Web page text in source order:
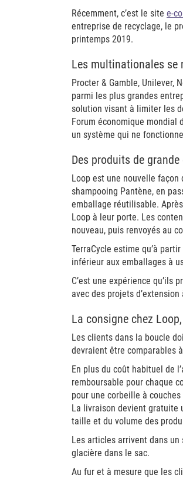
Récemment, c’est le site e-
entreprise de recyclage, le
printemps 2019.
Les multinationales se
Procter & Gamble, Unilever,
parmi les plus grandes
solution visant à limiter les
Forum économique mondial
un système qui ne
Des produits de
Loop est une nouvelle
shampooing Pantène, en
emballage réutilisable.
Loop à leur porte. Les
nouveau, puis renvoyés au
TerraCycle estime qu’à
inférieur aux emballages à
C’est une expérience qu’ils
avec des projets
La consigne chez
Les clients dans la boucle
devraient être comparables
En plus du coût habituel de
remboursable pour chaque
pour une corbeille à
La livraison devient gratuite
taille et du volume des
Les articles arrivent dans un
glacière dans le sac.
Au fur et à mesure que les